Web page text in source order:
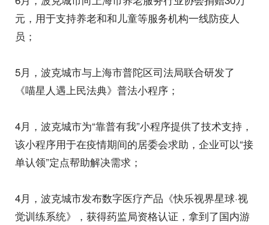
元，用于支持养老和和儿童等服务机构一线防疫人
员；
5月，波克城市与上海市普陀区司法局联合研发了
《喵星人遇上民法典》普法小程序；
4月，波克城市为“靠普有我”小程序提供了技术支持，
该小程序用于在疫情期间的居委会求助，企业可以“接
单认领”定点帮助解决需求；
4月，波克城市发布数字医疗产品《快乐视界星球·视
觉训练系统》，获得药监局资格认证，拿到了国内游